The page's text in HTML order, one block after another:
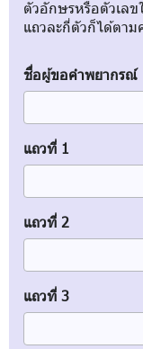
ตัวอักษรหรือตัวเล
แถวละกี่ตัวก็ได้ตา
ชื่อผู้ขอคำพยากรณ์
แถวที่ 1
แถวที่ 2
แถวที่ 3